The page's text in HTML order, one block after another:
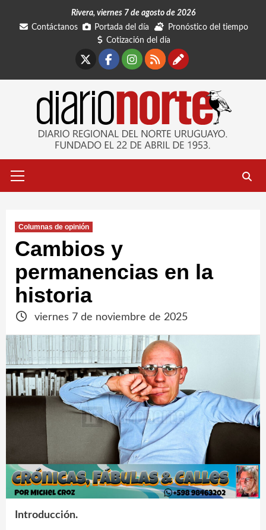
Rivera, viernes 7 de agosto de 2026
Contáctanos
Portada del día
Pronóstico del tiempo
Cotización del día
Facebook
Instagram
RSSContáctanos
primario
Columnas de opinión
Cambios y
permanencias en la
historia
viernes 7 de noviembre de 2025
Introducción.